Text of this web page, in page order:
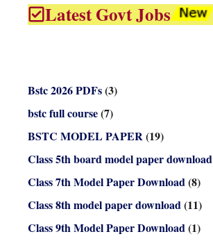
Latest Govt Jobs
Bstc 2026 PDFs(3)
bstc full course(7)
BSTC MODEL PAPER(19)
Class 5th board model paper download
Class 7th Model Paper Download(8)
Class 8th model paper download(11)
Class 9th Model Paper Download(1)